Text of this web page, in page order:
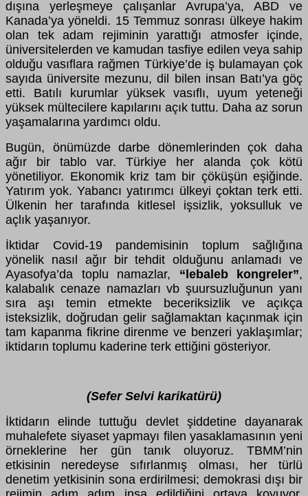
dışına yerleşmeye çalışanlar Avrupa’ya, ABD ve
Kanada’ya yöneldi. 15 Temmuz sonrası ü lkeye hakim
olan tek adam rejiminin yarattığı atmosfer içinde,
üniversitelerden ve kamudan tasfiye edilen veya sahip
olduğu vasıflara rağmen Türkiye’de iş bulamayan çok
sayıda üniversite mezunu, dil bilen insan Batı’ya göç
etti. Batılı kurumlar yüksek vasıflı, uyum yeteneği
yüksek mü ltecilere kapılarını açık tuttu. Daha az sorun
yaşamalarına yardımcı oldu.
Bugün, önümüzde darbe dönemlerindençok daha
ağır bir tablo var. Türkiye her alanda çok kötü
yönetiliyor. Ekonomik kriz tam bir çöküşün eşiğinde.
Yatırım yok. Yabancı yatırımcı ü lkeyi çoktan terk etti.
Ü lkenin her tarafında kitlesel işsizlik, yoksulluk ve
aç lık yaşanıyor.
İktidar Covid-19 pandemisinin toplum sağlığına
yönelik nasıl ağır bir tehdit olduğunu anlamadı ve
Ayasofya’da toplu namazlar, “lebaleb kongreler”,
kalabalık cenaze namazları vb şuursuzluğunun yanı
sıra aşı temin etmekte beceriksizlik ve açıkça
isteksizlik, doğrudan gelir sağlamaktan kaçınmak için
tam kapanma fikrine direnme ve benzeri yaklaşımlar;
iktidarın toplumu kaderine terk ettiğini gösteriyor.
(Sefer Selvi karikatürü)
İktidarın elinde tuttuğu devlet şiddetine dayanarak
muhalefete siyaset yapmayı filen yasaklamasının yeni
örneklerine her gün tanık oluyoruz. TBMM’nin
etkisinin neredeyse sıfırlanmış olması, her türl ü
denetim yetkisinin sona erdirilmesi; demokrasi dışı bir